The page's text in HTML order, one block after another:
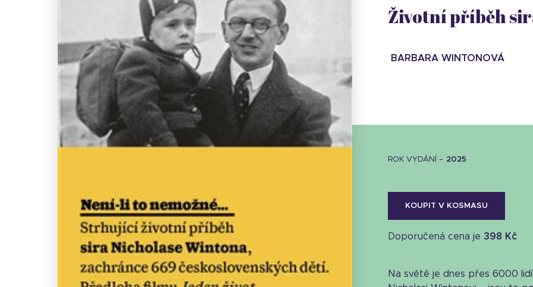
Životní příběh
BARBARA WINTONOVÁ
ROK VYDÁNÍ – 2025
KOUPIT V KOSMASU
Doporučená cena je 398 Kč
Na světě je dnes přes 6000